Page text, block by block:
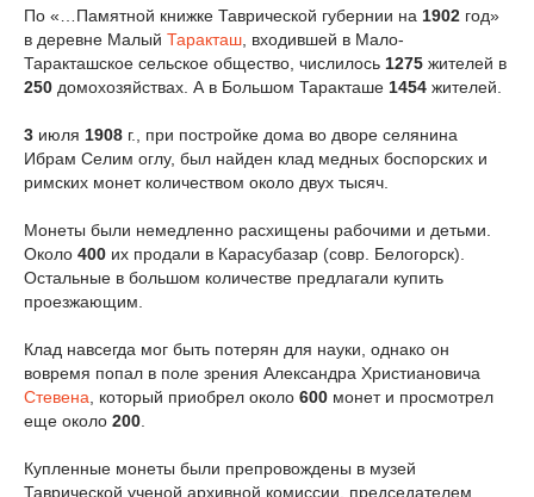
По «…Памятной книжке Таврической губернии на 1902 год»
в деревне Малый Таракташ , входившей в Мало-
Таракташское сельское общество, числилось 1275 жителей в
250 домохозяйствах. А в Большом Таракташе 1454 жителей.
3 июля 1908 г., при постройке дома во дворе селянина
Ибрам Селим оглу, был найден клад медных боспорских и
римских монет количеством около двух тысяч.
Монеты были немедленно расхищены рабочими и детьми.
Около 400 их продали в Карасубазар (совр. Белогорск).
Остальные в большом количестве предлагали купить
проезжающим.
Клад навсегда мог быть потерян для науки, однако он
вовремя попал в поле зрения Александра Христиановича
Стевена , который приобрел около 600 монет и просмотрел
еще около 200
Купленные монеты были препровождены в музей
Таврической ученой архивной комиссии, председателем